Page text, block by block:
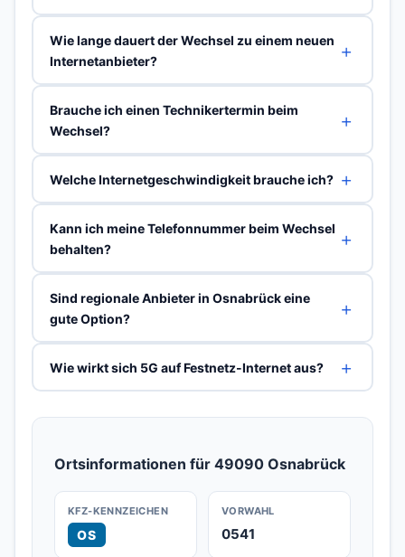
Wie lange dauert der Wechsel zu einem neuen
Internetanbieter?
Brauche ich einen Technikertermin beim
Wechsel?
Welche Internetgeschwindigkeit brauche ich?
Kann ich meine Telefonnummer beim Wechsel
behalten?
Sind regionale Anbieter in Osnabrück eine
gute Option?
Wie wirkt sich 5G auf Festnetz-Internet aus?
Ortsinformationen für 49090 Osnabrück
KFZ-KENNZEICHEN
OS
VORWAHL
0541